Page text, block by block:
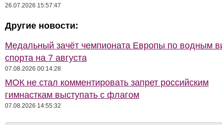
26.07.2026 15:57:47
Другие новости:
Медальный зачёт чемпионата Европы по водным
спорта на 7 августа
07.08.2026 00:14:28
МОК не стал комментировать запрет российским
гимнасткам выступать с флагом
07.08.2026 14:55:32